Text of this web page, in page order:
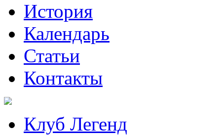
История
Календарь
Статьи
Контакты
Клуб Легенд